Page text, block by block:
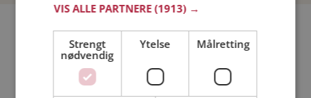
Bli medlem gratis!
Jeg er en: Mann Kvinne
VIS ALLE PARTNERE(1913) →
Strengt
nødvendig
Ytelse Målretting